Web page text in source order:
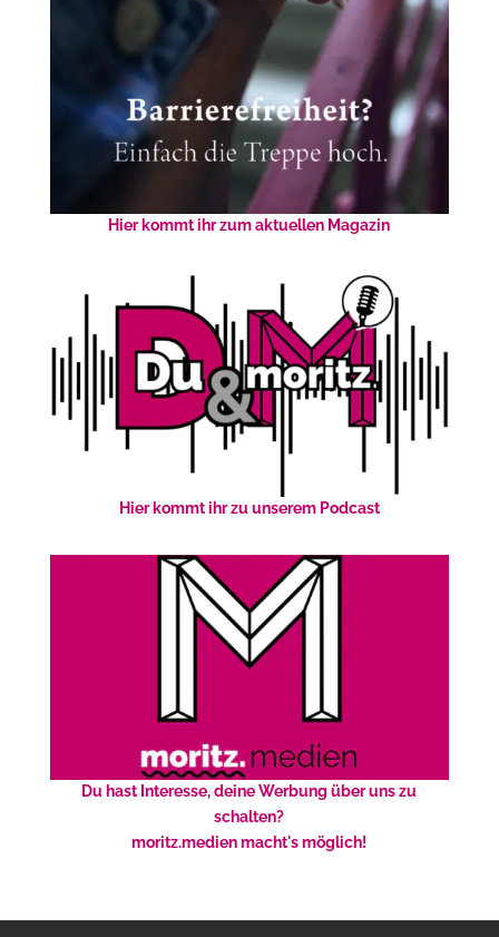
Hier kommt ihr zum aktuellen Magazin
Hier kommt ihr zu unserem Podcast
Du hast Interesse, deine Werbung über uns zu
schalten?
moritz.medien macht's möglich!